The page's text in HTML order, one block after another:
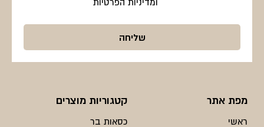
מפת אתר
ראשי
קטגוריות מוצרים
כסאות בר